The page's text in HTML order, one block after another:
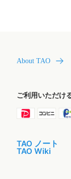
About TAO
ご利用いただけ
TAO ノート
TAO Wiki